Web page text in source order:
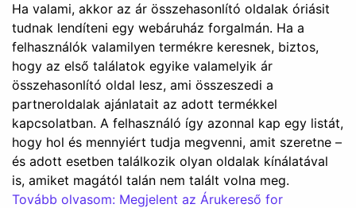
Ha valami, akkor az ár összehasonlító oldalak óriásit
tudnak lendíteni egy webáruház forgalmán. Ha a
felhasználók valamilyen termékre keresnek, biztos,
hogy az első találatok egyike valamelyik ár
összehasonlító oldal lesz, ami összeszedi a
partneroldalak ajánlatait az adott termékkel
kapcsolatban. A felhasználó így azonnal kap egy listát,
hogy hol és mennyiért tudja megvenni, amit szeretne –
és adott esetben találkozik olyan oldalak kínálatával
is, amiket magától talán nem talált volna meg.
Tovább olvasom: Megjelent az Árukereső for